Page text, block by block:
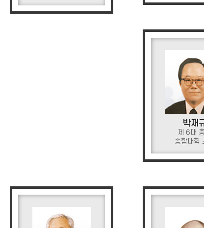
박재
제 6대
종합대학